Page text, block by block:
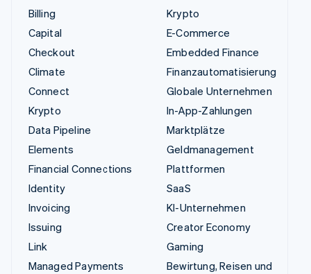
Billing
Capital
Checkout
Climate
Connect
Krypto
Data Pipeline
Elements
Financial Connections
Identity
Invoicing
Issuing
Link
Managed Payments
Krypto
E-Commerce
Embedded Finance
Finanzautomatisierung
Globale Unternehmen
In-App-Zahlungen
Marktplätze
Geldmanagement
Plattformen
SaaS
KI-Unternehmen
Creator Economy
Gaming
Bewirtung, Reisen und